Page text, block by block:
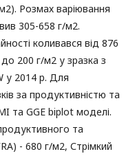
Розмах варіювання
305-658 г/м2.
коливався від 876
200 г/м2 у зразка з
у 2014 р. Для
за продуктивністю та
та GGE biplot моделі.
та
- 680 г/м2, Стрімкий